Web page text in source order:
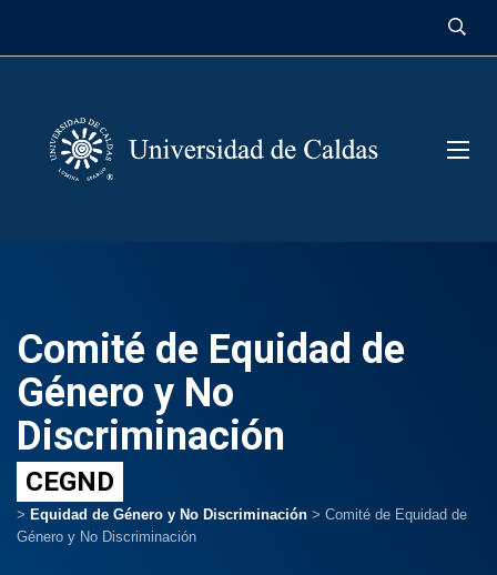
> Equidad de Género y No Discriminación > Comité de Equidad de
Género y No Discriminación
Comité de Equidad de
Género y No
Discriminación
CEGND